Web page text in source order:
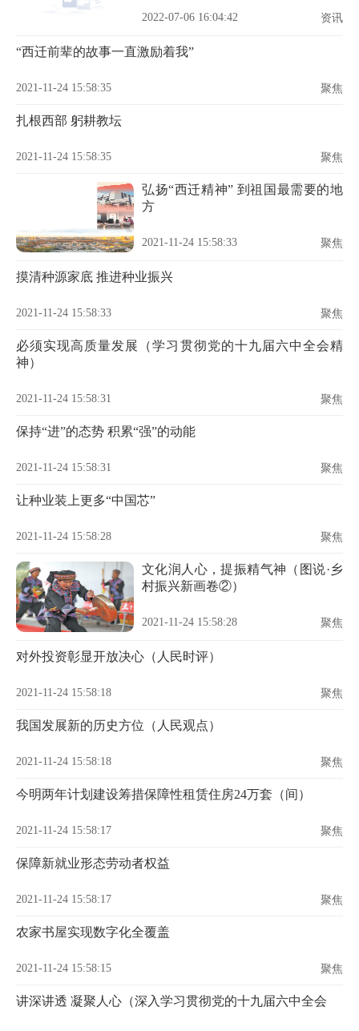
2022-07-06 16:04:42 资讯
“西迁前辈的故事一直激励着我”
2021-11-24 15:58:35 聚焦
扎根西部 躬耕教坛
2021-11-24 15:58:35 聚焦
弘扬“西迁精神” 到祖国最需要的地
方
2021-11-24 15:58:33 聚焦
摸清种源家底 推进种业振兴
2021-11-24 15:58:33 聚焦
必须实现高质量发展（学习贯彻党的十九届六中全会精
神）
2021-11-24 15:58:31 聚焦
保持“进”的态势 积累“强”的动能
2021-11-24 15:58:31 聚焦
让种业装上更多“中国芯”
2021-11-24 15:58:28 聚焦
文化润人心，提振精气神（图说·乡
村振兴新画卷②）
2021-11-24 15:58:28 聚焦
对外投资彰显开放决心（人民时评）
2021-11-24 15:58:18 聚焦
我国发展新的历史方位（人民观点）
2021-11-24 15:58:18 聚焦
今明两年计划建设筹措保障性租赁住房24万套（间）
2021-11-24 15:58:17 聚焦
保障新就业形态劳动者权益
2021-11-24 15:58:17 聚焦
农家书屋实现数字化全覆盖
2021-11-24 15:58:15 聚焦
讲深讲透 凝聚人心（深入学习贯彻党的十九届六中全会